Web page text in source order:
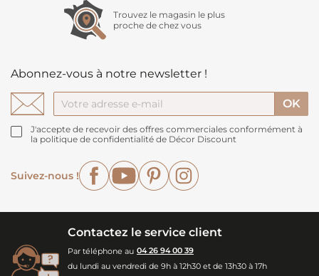
Trouvez le magasin le plus
proche de chez vous
Abonnez-vous à notre newsletter !
J'accepte de recevoir des offres commerciales conformément à
la politique de confidentialité de Décor Discount
Suivez-nous !
FacebookYouTubePinterest
Contactez le service client
Par téléphone au 04 26 94 00 39
du lundi au vendredi de 9h à 12h30 et de 13h30 à 17h